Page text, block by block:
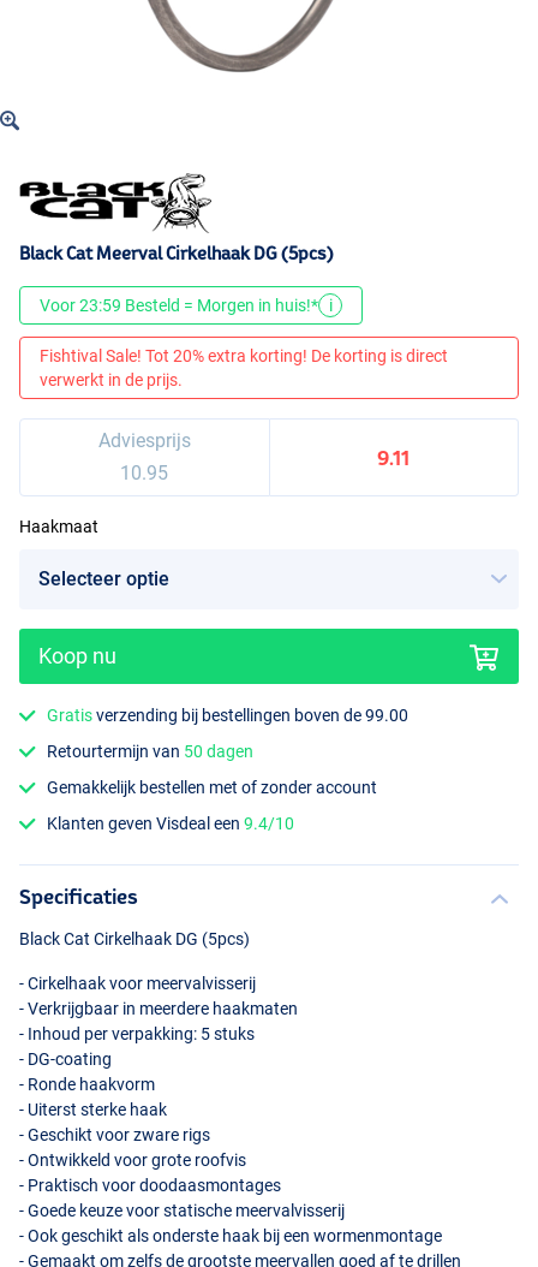
Black Cat Meerval Cirkelhaak DG (5pcs)
Voor 23:59 Besteld = Morgen in huis!* i
Fishtival Sale! Tot 20% extra korting! De korting is direct
verwerkt in de prijs.
Adviesprijs
10.95
9.11
Haakmaat
Koop nu
Gratisverzending bij bestellingen boven de 99.00
Retourtermijn van 50 dagen
Gemakkelijk bestellen met of zonder account
Klanten geven Visdeal een9.4/10
Specificaties
Black Cat Cirkelhaak DG (5pcs)
- Cirkelhaak voor meervalvisserij
- Verkrijgbaar in meerdere haakmaten
- Inhoud per verpakking: 5 stuks
- DG-coating
- Ronde haakvorm
- Uiterst sterke haak
- Geschikt voor zware rigs
- Ontwikkeld voor grote roofvis
- Praktisch voor doodaasmontages
- Goede keuze voor statische meervalvisserij
- Ook geschikt als onderste haak bij een wormenmontage
- Gemaakt om zelfs de grootste meervallen goed af te drillen